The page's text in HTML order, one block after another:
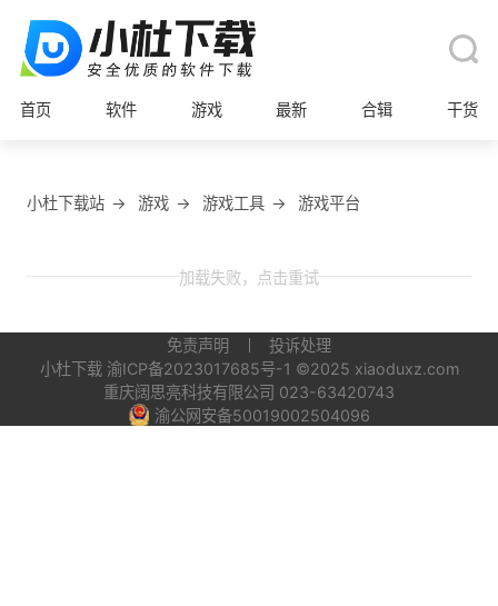
首页 软件 游戏 最新 合辑 干货
小杜下载站 → 游戏 → 游戏工具 → 游戏平台
加载失败，点击重试
免责声明
投诉处理
小杜下载 渝ICP备2023017685号-1 ©2025 xiaoduxz.com
重庆阔思亮科技有限公司 023-63420743
渝公网安备50019002504096